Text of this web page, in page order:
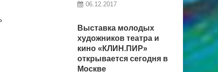
06.12.2017
Выставка молодых
художников театра и
кино «КЛИН.ПИР»
открывается сегодня в
Москве